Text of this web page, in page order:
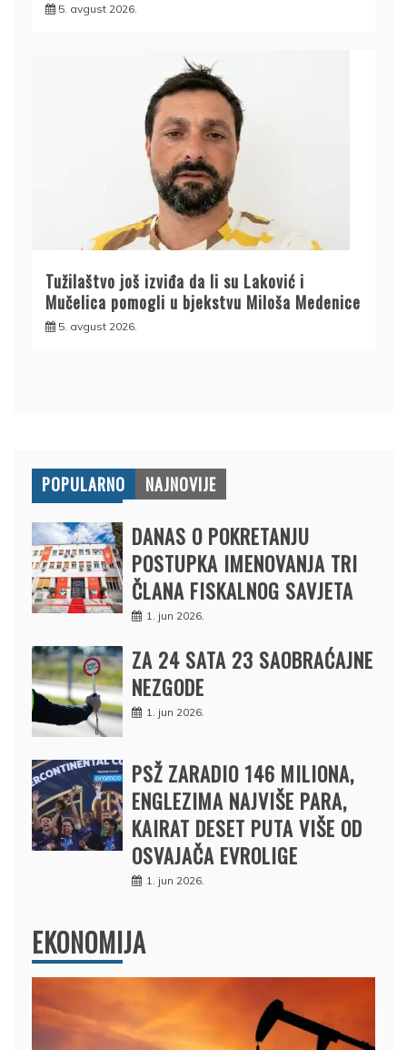
5. avgust 2026.
Tužilaštvo još izviđa da li su Laković i
Mučelica pomogli u bjekstvu Miloša Medenice
5. avgust 2026.
POPULARNO NAJNOVIJE
DANAS O POKRETANJU
POSTUPKA IMENOVANJA TRI
ČLANA FISKALNOG SAVJETA
1. jun 2026.
ZA 24 SATA 23 SAOBRAĆAJNE
NEZGODE
1. jun 2026.
PSŽ ZARADIO 146 MILIONA,
ENGLEZIMA NAJVIŠE PARA,
KAIRAT DESET PUTA VIŠE OD
OSVAJAČA EVROLIGE
1. jun 2026.
EKONOMIJA